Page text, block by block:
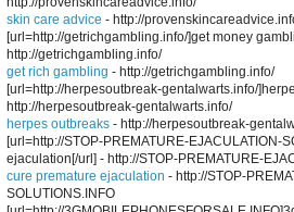
skin care advice - http://
[url=http://getrichgambling.info/]get money
http://getrichgambling.info/
get rich gambling - http://getrichgambling.info/
[url=http://herpesoutbreak-gentalwarts.info/
http://herpesoutbreak-gentalwarts.info/
herpes outbreaks - http://herpesoutbreak-
[url=http://STOP-PREMATURE-EJACULATION-
ejaculation[/url] - http://STOP-PREMATURE-
cure premature ejaculation - http://STOP-
SOLUTIONS.INFO